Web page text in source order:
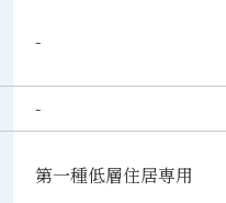
-
-
第一種低層住居専用